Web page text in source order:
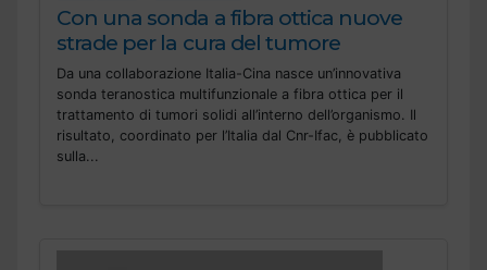
Con una sonda a fibra ottica nuove
strade per la cura del tumore
Da una collaborazione Italia-Cina nasce un’innovativa
sonda teranostica multifunzionale a fibra ottica per il
trattamento di tumori solidi all’interno dell’organismo. Il
risultato, coordinato per l’Italia dal Cnr-Ifac, è pubblicato
sulla...